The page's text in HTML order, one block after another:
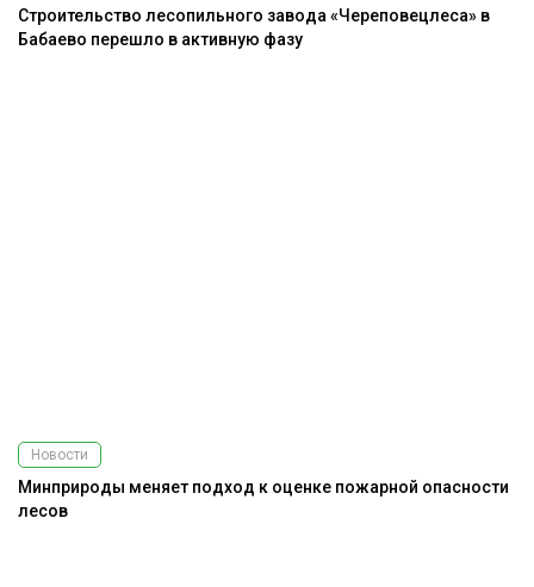
Строительство лесопильного завода «Череповецлеса» в
Бабаево перешло в активную фазу
Новости
Минприроды меняет подход к оценке пожарной опасности
лесов